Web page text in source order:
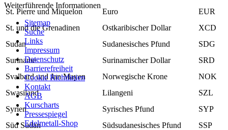
St. Pierre und Miquelon
Euro
EUR
St. und die Grenadinen
Ostkaribischer Dollar
XCD
Sudan
Sudanesisches Pfund
SDG
Suriname
Surinamischer Dollar
SRD
Svalbard und Jan Mayen
Norwegische Krone
NOK
Swasiland
Lilangeni
SZL
Syrien
Syrisches Pfund
SYP
Süd Sudan
Südsudanesisches Pfund
SSP
Weiterführende Informationen
Sitemap
Suche
Links
Impressum
Datenschutz
Barrierefreiheit
Cookie Richtlinien
Kontakt
AGB
Kurscharts
Pressespiegel
Edelmetall-Shop